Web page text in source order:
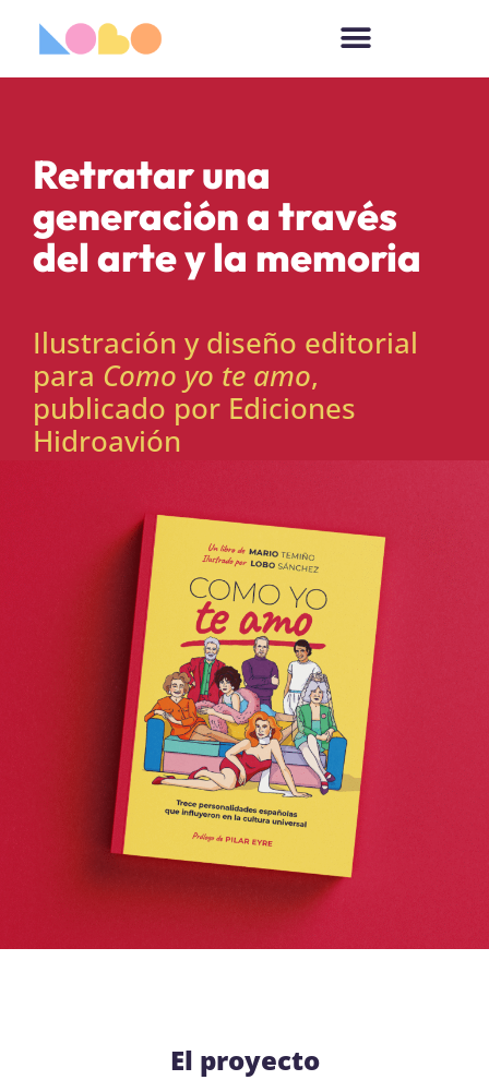
Retratar una
generación a través
del arte y la memoria
Ilustración y diseño editorial
para Como yo te amo,
publicado por Ediciones
Hidroavión
El proyecto